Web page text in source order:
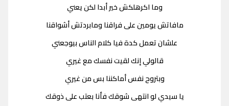
وما اكرهلكش خير أبدا لكن يعني
مافاتش يومين على فراقنا ومابردتش أشواقنا
علشان تعمل كدة فيا كلام الناس بيوجعني
قالولي إنك لقيت نفسك مع غيري
وبتروح نفس أماكننا بس من غيري
يا سيدي لو انتهى شوقك فأنا بعتب على ذوقك